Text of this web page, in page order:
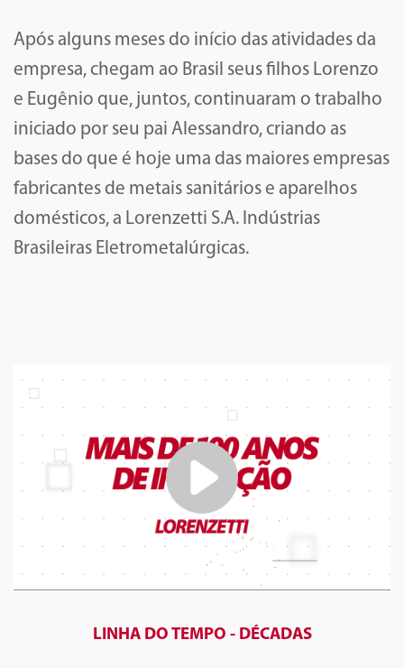
Após alguns meses do início das atividades da
empresa, chegam ao Brasil seus filhos Lorenzo
e Eugênio que, juntos, continuaram o trabalho
iniciado por seu pai Alessandro, criando as
bases do que é hoje uma das maiores empresas
fabricantes de metais sanitários e aparelhos
domésticos, a Lorenzetti S.A. Indústrias
Brasileiras Eletrometalúrgicas.
LINHA DO TEMPO - DÉCADAS